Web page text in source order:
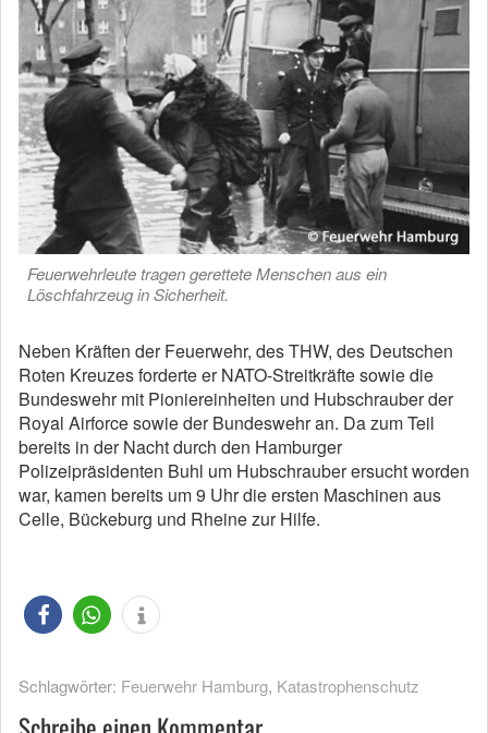
Feuerwehrleute tragen gerettete Menschen aus ein
Löschfahrzeug in Sicherheit.
Neben Kräften der Feuerwehr, des THW, des Deutschen
Roten Kreuzes forderte er NATO-Streitkräfte sowie die
Bundeswehr mit Pioniereinheiten und Hubschrauber der
Royal Airforce sowie der Bundeswehr an. Da zum Teil
bereits in der Nacht durch den Hamburger
Polizeipräsidenten Buhl um Hubschrauber ersucht worden
war, kamen bereits um 9 Uhr die ersten Maschinen aus
Celle, Bückeburg und Rheine zur Hilfe.
Schlagwörter: Feuerwehr Hamburg, Katastrophenschutz